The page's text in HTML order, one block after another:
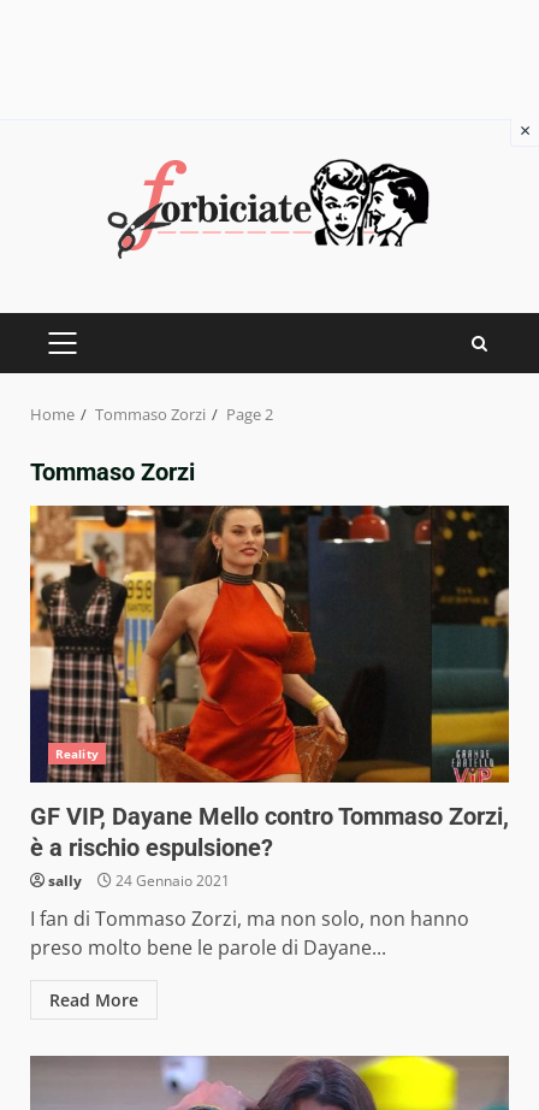
PRIMARY
Home Tommaso Zorzi Page 2
Tommaso Zorzi
Reality
GF VIP, Dayane Mello contro Tommaso Zorzi,
è a rischio espulsione?
sally 24 Gennaio 2021
I fan di Tommaso Zorzi, ma non solo, non hanno
preso molto bene le parole di Dayane...
Read More
×